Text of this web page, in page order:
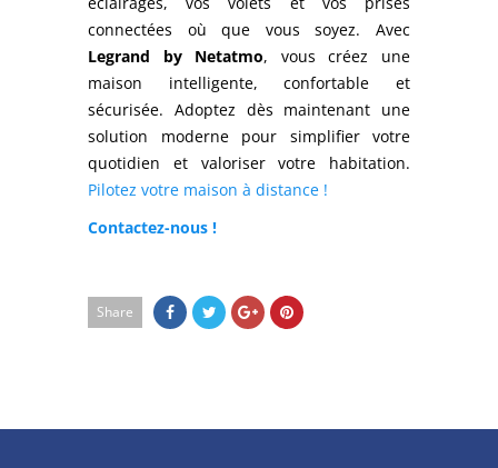
connectées où que vous soyez. Avec
Legrand by Netatmo, vous créez une
maison intelligente, confortable et
sécurisée. Adoptez dès maintenant une
solution moderne pour simplifier votre
quotidien et valoriser votre habitation.
Pilotez votre maison à distance !
Contactez-nous !
Share